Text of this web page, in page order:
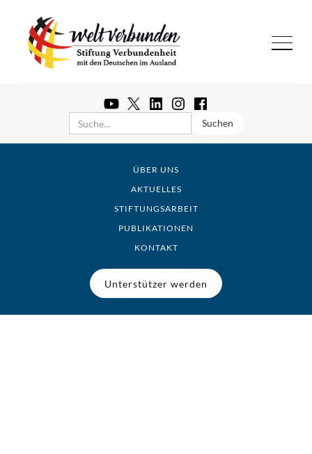
ÜBER UNS
AKTUELLES
STIFTUNGSARBEIT
PUBLIKATIONEN
KONTAKT
Unterstützer werden